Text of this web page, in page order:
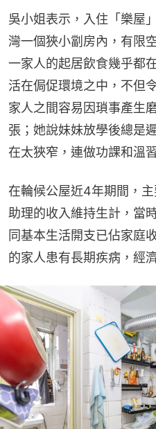
吳小姐表示，入住「樂屋
灣一個狹小劏房內，有限
一家人的起居飲食幾乎都
活在侷促環境之中，不但
家人之間容易因瑣事產生
張；她說妹妹放學後總是
在太狹窄，連做功課和溫
在輪候公屋近4年期間，
助理的收入維持生計，當
同基本生活開支已佔家庭
的家人患有長期疾病，經